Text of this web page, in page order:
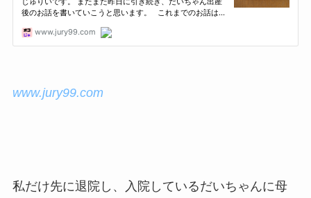
www.jury99.com
私だけ先に退院し、入院しているだいちゃんに母